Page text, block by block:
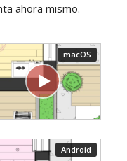
ahora mismo.